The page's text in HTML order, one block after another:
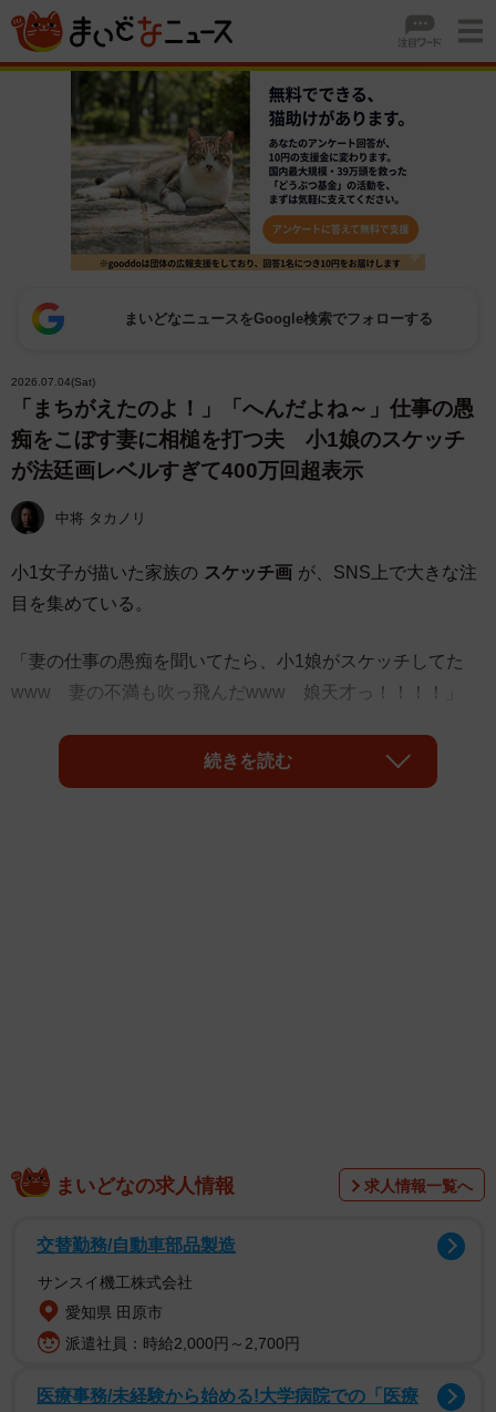
まいどなニュースをGoogle検索でフォローする
2026.07.04(Sat)
「まちがえたのよ！」「へんだよね～」仕事の愚
痴をこぼす妻に相槌を打つ夫 小1娘のスケッチ
が法廷画レベルすぎて400万回超表示
中将 タカノリ
小1女子が描いた家族の スケッチ画 が、SNS上で大きな注
目を集めている。
「妻の仕事の愚痴を聞いてたら、小1娘がスケッチしてた
www 妻の不満も吹っ飛んだwww 娘天才っ！！！！」
と件のスケッチ画を紹介したのは、
(@tatosori)。
夫婦の会話を見事にスケッチ！（きらのどんさん提供）
続きを読む
まいどなの求人情報 求人情報一覧へ
交替勤務/自動車部品製造
サンスイ機工株式会社
愛知県 田原市
派遣社員：時給2,000円～2,700円
医療事務/未経験から始める!大学病院での「医療